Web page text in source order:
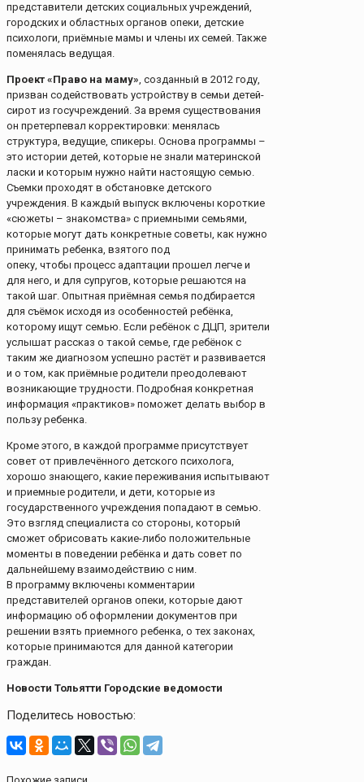
представители детских социальных учреждений,
городских и областных органов опеки, детские
психологи, приёмные мамы и члены их семей. Также
поменялась ведущая.
Проект «Право на маму», созданный в 2012 году,
призван содействовать устройству в семьи детей-
сирот из госучреждений. За время существования
он претерпевал корректировки: менялась
структура, ведущие, спикеры. Основа программы –
это истории детей, которые не знали материнской
ласки и которым нужно найти настоящую семью.
Съемки проходят в обстановке детского
учреждения. В каждый выпуск включены короткие
«сюжеты – знакомства» с приемными семьями,
которые могут дать конкретные советы, как нужно
принимать ребенка, взятого под
опеку, чтобы процесс адаптации прошел легче и
для него, и для супругов, которые решаются на
такой шаг. Опытная приёмная семья подбирается
для съёмок исходя из особенностей ребёнка,
которому ищут семью. Если ребёнок с ДЦП, зрители
услышат рассказ о такой семье, где ребёнок с
таким же диагнозом успешно растёт и развивается
и о том, как приёмные родители преодолевают
возникающие трудности. Подробная конкретная
информация «практиков» поможет делать выбор в
пользу ребенка.
Кроме этого, в каждой программе присутствует
совет от привлечённого детского психолога,
хорошо знающего, какие переживания испытывают
и приемные родители, и дети, которые из
государственного учреждения попадают в семью.
Это взгляд специалиста со стороны, который
сможет обрисовать какие-либо положительные
моменты в поведении ребёнка и дать совет по
дальнейшему взаимодействию с ним.
В программу включены комментарии
представителей органов опеки, которые дают
информацию об оформлении документов при
решении взять приемного ребенка, о тех законах,
которые принимаются для данной категории
граждан.
Новости Тольятти Городские ведомости
Поделитесь новостью: